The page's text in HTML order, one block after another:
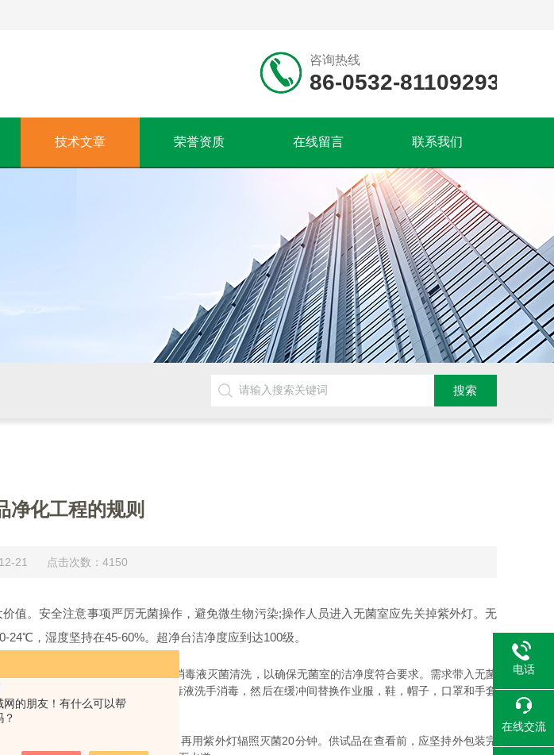
网的朋友！有什么可以帮
？
咨询热线
86-0532-81109293
技术文章 荣誉资质 在线留言 联系我们
净化工程的规则
12-21 点击次数：4150
值。安全注意事项严厉无菌操作，避免微生物污染;操作人员进入无菌室应先关掉紫外灯。无
，湿度坚持在45-60%。超净台洁净度应到达100级。
止运用。无菌室应定时用适合的消毒液灭菌清洗，以确保无菌室的洁净度符合要求。需求带入无菌
入无菌室前，有必要用番笕或消毒液洗手消毒，然后在缓冲间替换作业服，鞋，帽子，口罩和手套
操作结束，应及时整理无菌室，再用紫外灯辐照灭菌20分钟。供试品在查看前，应坚持外包装完
电话
在线交流